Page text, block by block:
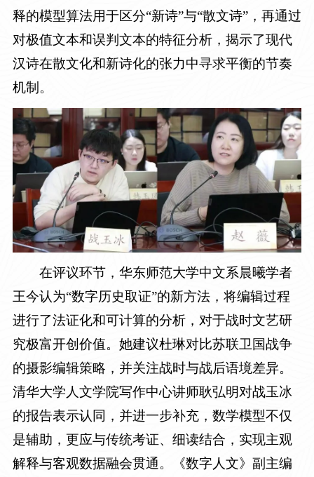
释的模型算法用于区分“新诗”与“散文诗”，再通过
对极值文本和误判文本的特征分析，揭示了现代
汉诗在散文化和新诗化的张力中寻求平衡的节奏
机制。
在评议环节，华东师范大学中文系晨曦学者
王今认为“数字历史取证”的新方法，将编辑过程
进行了法证化和可计算的分析，对于战时文艺研
究极富开创价值。她建议杜琳对比苏联卫国战争
的摄影编辑策略，并关注战时与战后语境差异。
清华大学人文学院写作中心讲师耿弘明对战玉冰
的报告表示认同，并进一步补充，数学模型不仅
是辅助，更应与传统考证、细读结合，实现主观
解释与客观数据融会贯通。《数字人文》副主编